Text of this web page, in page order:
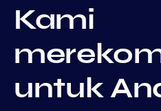
Kami
untuk